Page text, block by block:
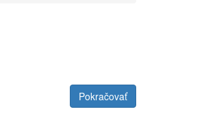
Pokračovať